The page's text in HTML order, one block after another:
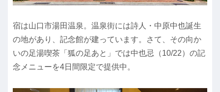
宿は山口市湯田温泉。温泉街には詩人・中原中也誕生
の地があり、記念館が建っています。さて、その向か
いの足湯喫茶「狐の足あと」では中也忌（10/22）の記
念メニューを4日間限定で提供中。